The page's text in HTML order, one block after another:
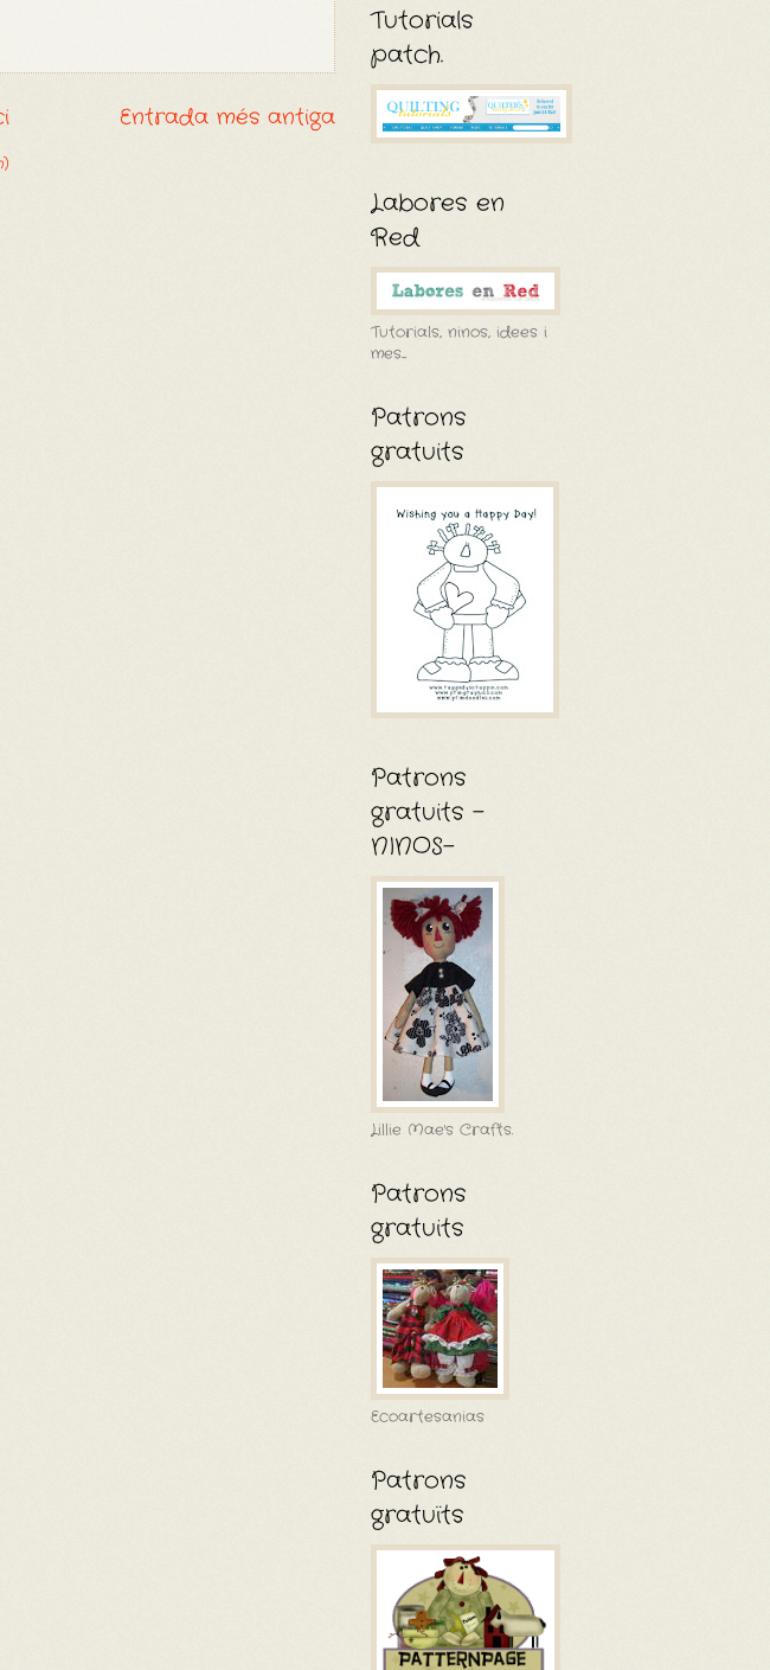
Entrada més antiga
Tutorials
patch.
Labores en
Red
Tutorials, ninos, idees i
mes....
Patrons
gratuits
Patrons
gratuits -
NINOS-
Lillie Mae's Crafts.
Patrons
gratuits
Ecoartesanias
Patrons
gratuïts